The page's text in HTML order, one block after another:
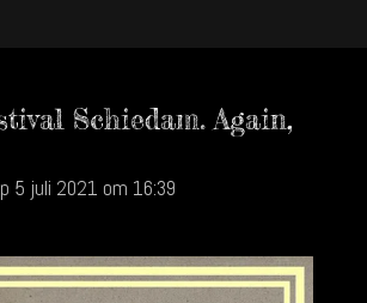
Schiedam. Again,
5 juli 2021 om 16:39